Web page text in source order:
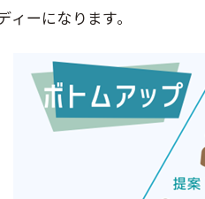
ィーになります。